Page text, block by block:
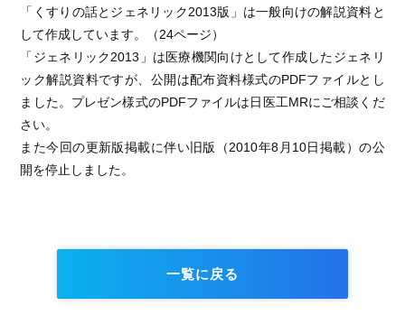
「くすりの話とジェネリック2013版」は一般向けの解説資料と
して作成しています。（24ページ）
「ジェネリック2013」は医療機関向けとして作成したジェネリ
ック解説資料ですが、公開は配布資料様式のPDFファイルとし
ました。プレゼン様式のPDFファイルは日医工MRにご相談くだ
さい。
また今回の更新版掲載に伴い旧版（2010年8月10日掲載）の公
開を停止しました。
一覧に戻る